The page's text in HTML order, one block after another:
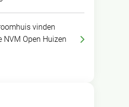
vinden
NVM Open Huizen